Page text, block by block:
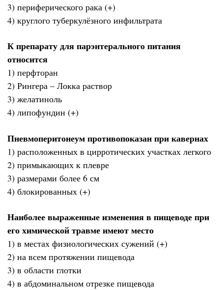
3) периферического рака (+)
4) круглого туберкулёзного инфильтрата
К препарату для парэнтерального питания
относится
1) перфторан
2) Рингера – Локка раствор
3) желатиноль
4) липофундин (+)
Пневмоперитонеум противопоказан при кавернах
1) расположенных в цирротических участках легкого
2) примыкающих к плевре
3) размерами более 6 см
4) блокированных (+)
Наиболее выраженные изменения в пищеводе при
его химической травме имеют место
1) в местах физиологических сужений (+)
2) на всем протяжении пищевода
3) в области глотки
4) в абдоминальном отрезке пищевода